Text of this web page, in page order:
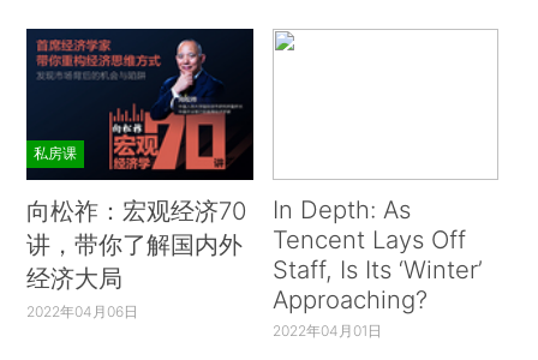
私房课
向松祚：宏观经济70
讲，带你了解国内外
经济大局
2022年04月06日
In Depth: As
Tencent Lays Off
Staff, Is Its ‘Winter’
Approaching?
2022年04月01日